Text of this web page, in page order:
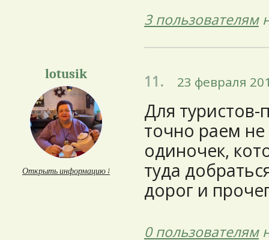
3 пользователям
lotusik
Открыть информацию ↓
11. 23 февраля
Для
точно раем
одиночек,
туда
дорог и
0 пользователям